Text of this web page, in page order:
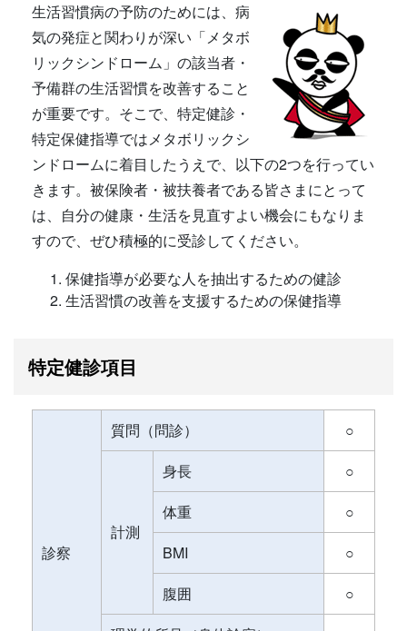
生活習慣病の予防のためには、病
気の発症と関わりが深い「メタボ
リックシンドローム」の該当者・
予備群の生活習慣を改善すること
が重要です。そこで、特定健診・
特定保健指導ではメタボリックシ
ンドロームに着目したうえで、以下の2つを行ってい
きます。被保険者・被扶養者である皆さまにとって
は、自分の健康・生活を見直すよい機会にもなりま
すので、ぜひ積極的に受診してください。
保健指導が必要な人を抽出するための健診
生活習慣の改善を支援するための保健指導
特定健診項目
診察
質問（問診） ○
計測
身長
○
体重
○
BMI
○
腹囲
○